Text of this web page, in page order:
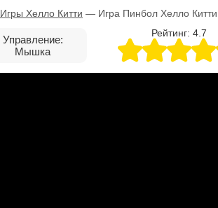
Игры Хелло Китти — Игра Пинбол Хелло Китти
Управление:
Мышка
Рейтинг: 4.7